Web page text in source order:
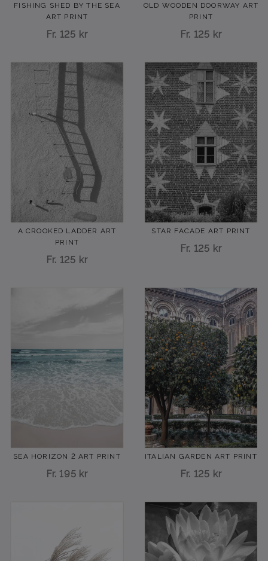
FISHING SHED BY THE SEA
ART PRINT
Fr. 125 kr
OLD WOODEN DOORWAY ART
PRINT
Fr. 125 kr
A CROOKED LADDER ART
PRINT
Fr. 125 kr
STAR FACADE ART PRINT
Fr. 125 kr
SEA HORIZON 2 ART PRINT
Fr. 195 kr
ITALIAN GARDEN ART PRINT
Fr. 125 kr